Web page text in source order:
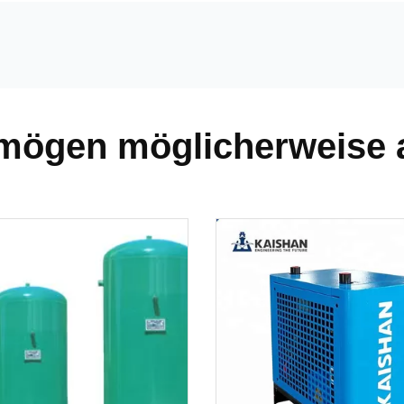
möglicherweise